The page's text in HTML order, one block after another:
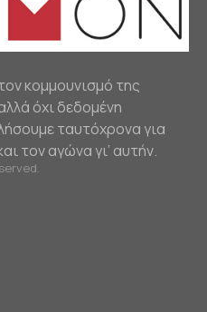
κομμουνισμό της
όχι δεδομένη
ταυτόχρονα για
τον αγώνα γι’ αυτήν.